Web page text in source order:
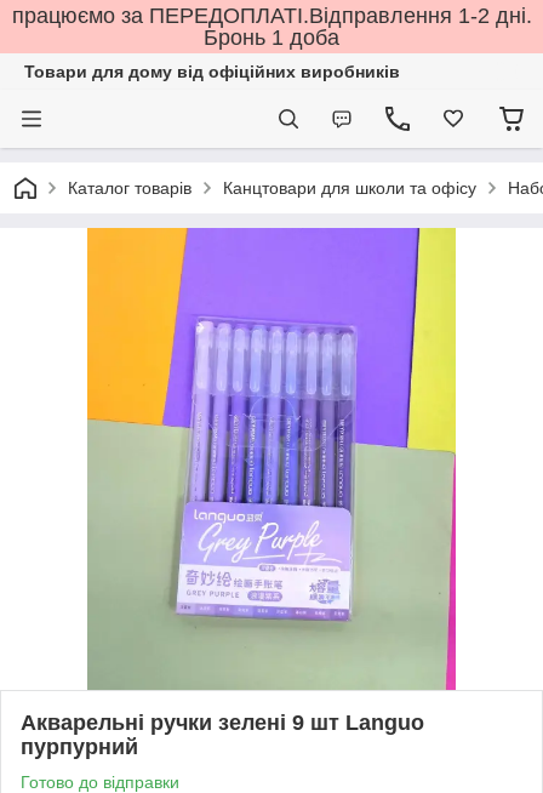
працюємо за ПЕРЕДОПЛАТІ.Відправлення 1-2 дні.
Бронь 1 доба
Товари для дому від офіційних виробників
Каталог товарів Канцтовари для школи та офісу
Акварельні ручки зелені 9 шт Languo
пурпурний
Готово до відправки